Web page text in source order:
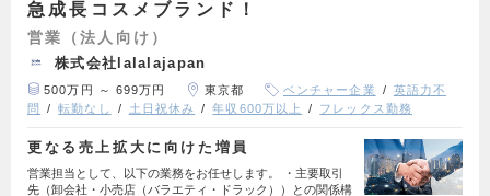
急成長コスメブランド！
営業（法人向け）
株式会社lalalajapan
500万円 ～ 699万円 東京都 ベンチャー企業
英語力不
問
転勤なし 土日祝休み 年収600万以上 フレックス勤務
更なる売上拡大に向けた増員
営業担当として、以下の業務をお任せします。 ・主要取引
先（卸会社・小売店（バラエティ・ドラック））との関係構